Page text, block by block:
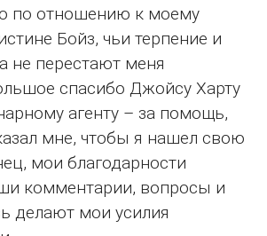
по отношению к моему
Бойз, чьи терпение и
не перестают меня
спасибо Джойсу Харту
агенту – за помощь,
мне, чтобы я нашел свою
мои благодарности
комментарии, вопросы и
делают мои усилия